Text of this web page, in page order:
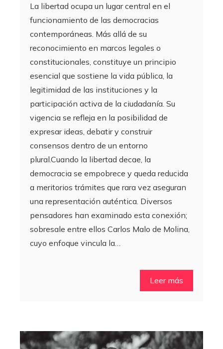
La libertad ocupa un lugar central en el
funcionamiento de las democracias
contemporáneas. Más allá de su
reconocimiento en marcos legales o
constitucionales, constituye un principio
esencial que sostiene la vida pública, la
legitimidad de las instituciones y la
participación activa de la ciudadanía. Su
vigencia se refleja en la posibilidad de
expresar ideas, debatir y construir
consensos dentro de un entorno
plural.Cuando la libertad decae, la
democracia se empobrece y queda reducida
a meritorios trámites que rara vez aseguran
una representación auténtica. Diversos
pensadores han examinado esta conexión;
sobresale entre ellos Carlos Malo de Molina,
cuyo enfoque vincula la…
Leer más